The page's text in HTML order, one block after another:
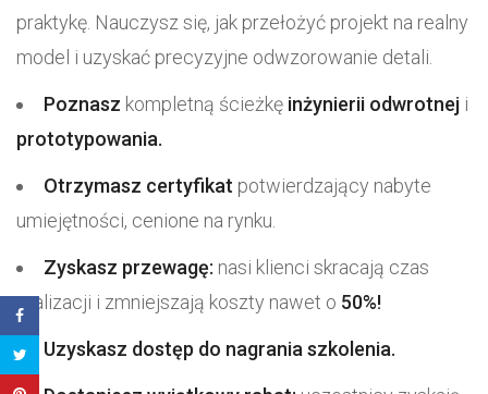
praktykę. Nauczysz się, jak przełożyć projekt na realny
model i uzyskać precyzyjne odwzorowanie detali.
Poznasz kompletną ścieżkę inżynierii odwrotnej i
prototypowania.
Otrzymasz certyfikat potwierdzający nabyte
umiejętności, cenione na rynku.
Zyskasz przewagę: nasi klienci skracają czas
realizacji i zmniejszają koszty nawet o 50%!
Uzyskasz dostęp do nagrania szkolenia.